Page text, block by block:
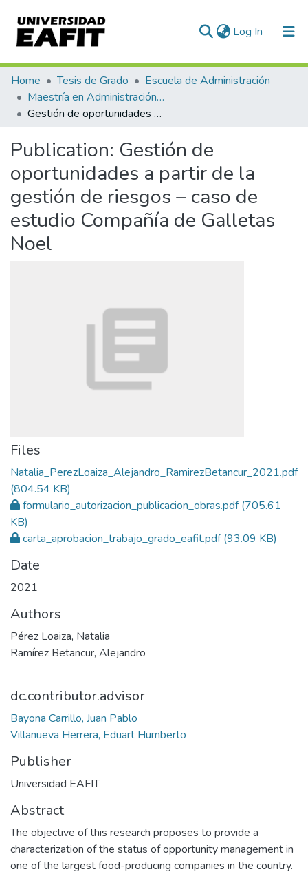
Log In (current)
Communities & Collections
All of DSpace
Home Tesis de Grado
Escuela de Administración
Maestría en Administración de Riesgos (tesis)
Gestión de oportunidades a partir de la gestión de riesgos – caso de estudio Compañía de Galletas Noel
Publication: Gestión de
oportunidades a partir de la
gestión de riesgos – caso de
estudio Compañía de Galletas
Noel
Files
Natalia_PerezLoaiza_Alejandro_RamirezBetancur_2021.pdf
(804.54 KB)
formulario_autorizacion_publicacion_obras.pdf(705.61
KB)
carta_aprobacion_trabajo_grado_eafit.pdf(93.09 KB)
Date
2021
Authors
Pérez Loaiza, Natalia
Ramírez Betancur, Alejandro
dc.contributor.advisor
Bayona Carrillo, Juan Pablo
Villanueva Herrera, Eduart Humberto
Publisher
Universidad EAFIT
Abstract
The objective of this research proposes to provide a
characterization of the status of opportunity management in
one of the largest food-producing companies in the country.